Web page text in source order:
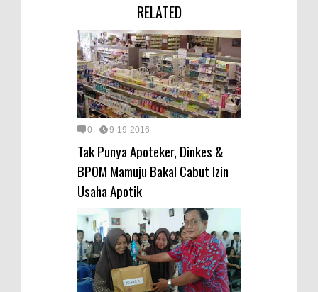
RELATED
0 9-19-2016
Tak Punya Apoteker, Dinkes &
BPOM Mamuju Bakal Cabut Izin
Usaha Apotik